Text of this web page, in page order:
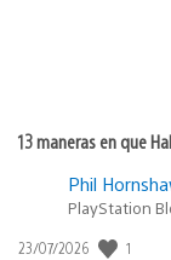
13 maneras en que
Phil
PlayStation
Fecha
23/07/2026 1